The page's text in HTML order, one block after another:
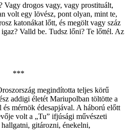
Vagy drogos vagy, vagy prostituált,
volt egy lövész, pont olyan, mint te,
katonákat lőtt, és megölt vagy száz
Valld be. Tudsz lőni? Te lőttél. Az
***
megindította teljes körű
addigi életét Mariupolban töltötte a
mérnök édesapjával. A háború előtt
volt a „Tu” ifjúsági művészeti
hallgatni, gitározni, énekelni,